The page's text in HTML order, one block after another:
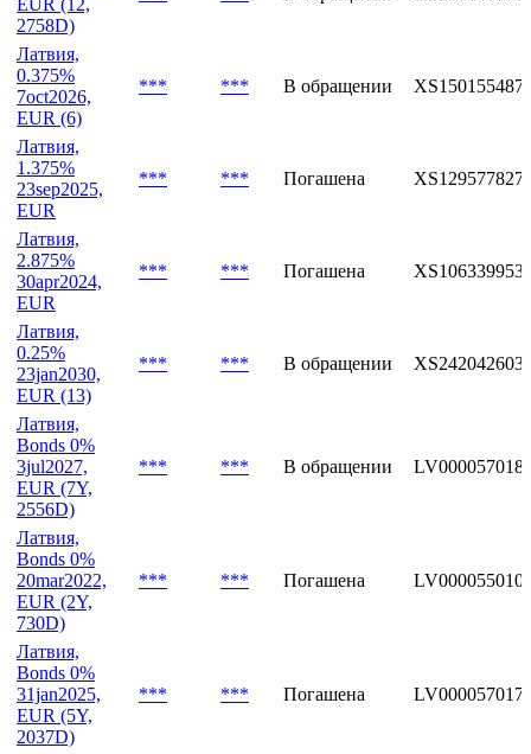
EUR (12,
2758D)
Латвия,
0.375%
7oct2026,
EUR (6)
*** *** В обращении
Латвия,
1.375%
23sep2025,
EUR
*** *** Погашена
Латвия,
2.875%
30apr2024,
EUR
*** *** Погашена
Латвия,
0.25%
23jan2030,
EUR (13)
*** *** В обращении
Латвия,
Bonds 0%
3jul2027,
EUR (7Y,
2556D)
*** *** В обращении
Латвия,
Bonds 0%
20mar2022,
EUR (2Y,
730D)
*** *** Погашена
Латвия,
Bonds 0%
31jan2025,
EUR (5Y,
2037D)
*** *** Погашена